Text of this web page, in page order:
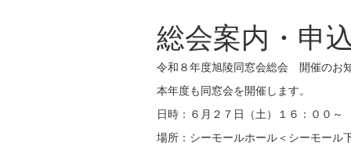
総会案内・申
令和８年度旭陵同窓会総会 開催のお
本年度も同窓会を開催します。
日時：６月２７日（土）１６：００～
場所：シーモールホール＜シーモール